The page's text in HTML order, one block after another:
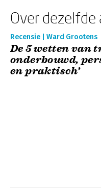
Over
Recensie | Ward Grootens
De 5 wetten van
onderbouwd,
en praktisch’